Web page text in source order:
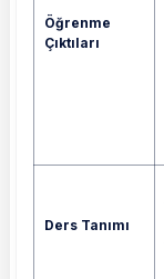
Öğrenme
Çıktıları
Ders Tanımı